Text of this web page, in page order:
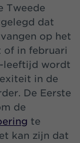
Tweede
dat
op het
of in februari
leeftijd wordt
in de
De Eerste
de
te
kan zijn dat